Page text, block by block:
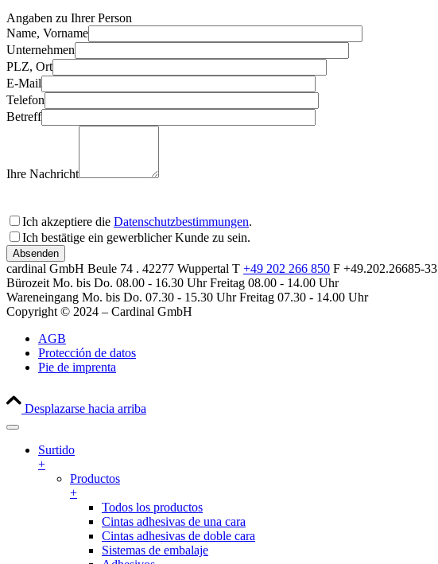
Angaben zu Ihrer Person
Name, Vorname
Unternehmen
PLZ, Ort
E-Mail
Telefon
Betreff
Ihre Nachricht
Ich akzeptiere die Datenschutzbestimmungen.
Ich bestätige ein gewerblicher Kunde zu sein.
Bitte lassen Sie dieses Feld leer
cardinal GmbH Beule 74 . 42277 Wuppertal T +49 202 266 850 F +49.202.26685-33
Bürozeit Mo. bis Do. 08.00 - 16.30 Uhr Freitag 08.00 - 14.00 Uhr
Wareneingang Mo. bis Do. 07.30 - 15.30 Uhr Freitag 07.30 - 14.00 Uhr
Copyright © 2024 – Cardinal GmbH
AGB
Protección de datos
Pie de imprenta
Desplazarse hacia arriba
Surtido
+
Productos
+
Todos los productos
Cintas adhesivas de una cara
Cintas adhesivas de doble cara
Sistemas de embalaje